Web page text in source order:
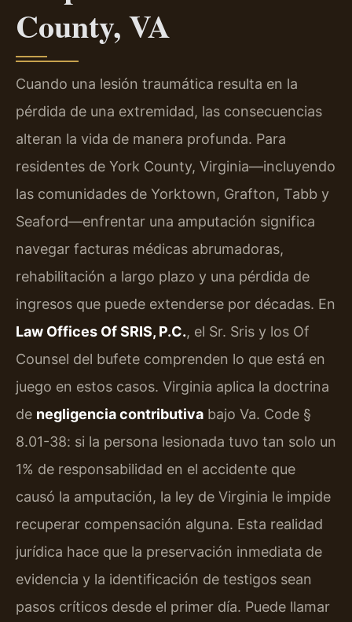
County, VA
Cuando una lesión traumática resulta en la
pérdida de una extremidad, las consecuencias
alteran la vida de manera profunda. Para
residentes de York County, Virginia—incluyendo
las comunidades de Yorktown, Grafton, Tabb y
Seaford—enfrentar una amputación significa
navegar facturas médicas abrumadoras,
rehabilitación a largo plazo y una pérdida de
ingresos que puede extenderse por décadas. En
Law Offices Of SRIS, P.C., el Sr. Sris y los Of
Counsel del bufete comprenden lo que está en
juego en estos casos. Virginia aplica la doctrina
de negligencia contributiva bajo Va. Code §
8.01-38: si la persona lesionada tuvo tan solo un
1% de responsabilidad en el accidente que
causó la amputación, la ley de Virginia le impide
recuperar compensación alguna. Esta realidad
jurídica hace que la preservación inmediata de
evidencia y la identificación de testigos sean
pasos críticos desde el primer día. Puede llamar